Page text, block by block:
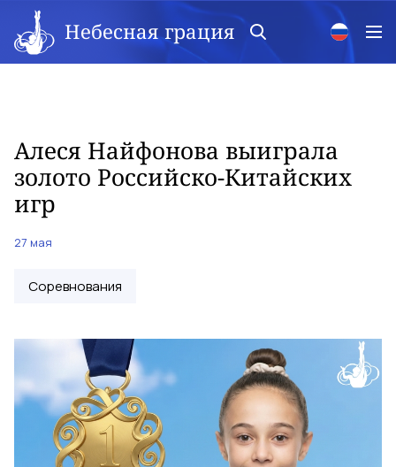
Небесная грация
Алеся Найфонова выиграла
золото Российско-Китайских
игр
27 мая
Соревнования